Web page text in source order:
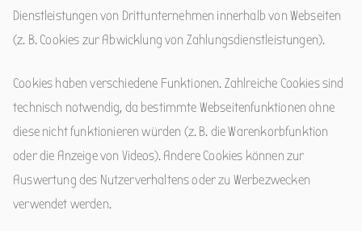
Dienstleistungen von Drittunternehmen innerhalb von Webseiten
(z. B. Cookies zur Abwicklung von Zahlungsdienstleistungen).
Cookies haben verschiedene Funktionen. Zahlreiche Cookies sind
technisch notwendig, da bestimmte Webseitenfunktionen ohne
diese nicht funktionieren würden (z. B. die Warenkorbfunktion
oder die Anzeige von Videos). Andere Cookies können zur
Auswertung des Nutzerverhaltens oder zu Werbezwecken
verwendet werden.